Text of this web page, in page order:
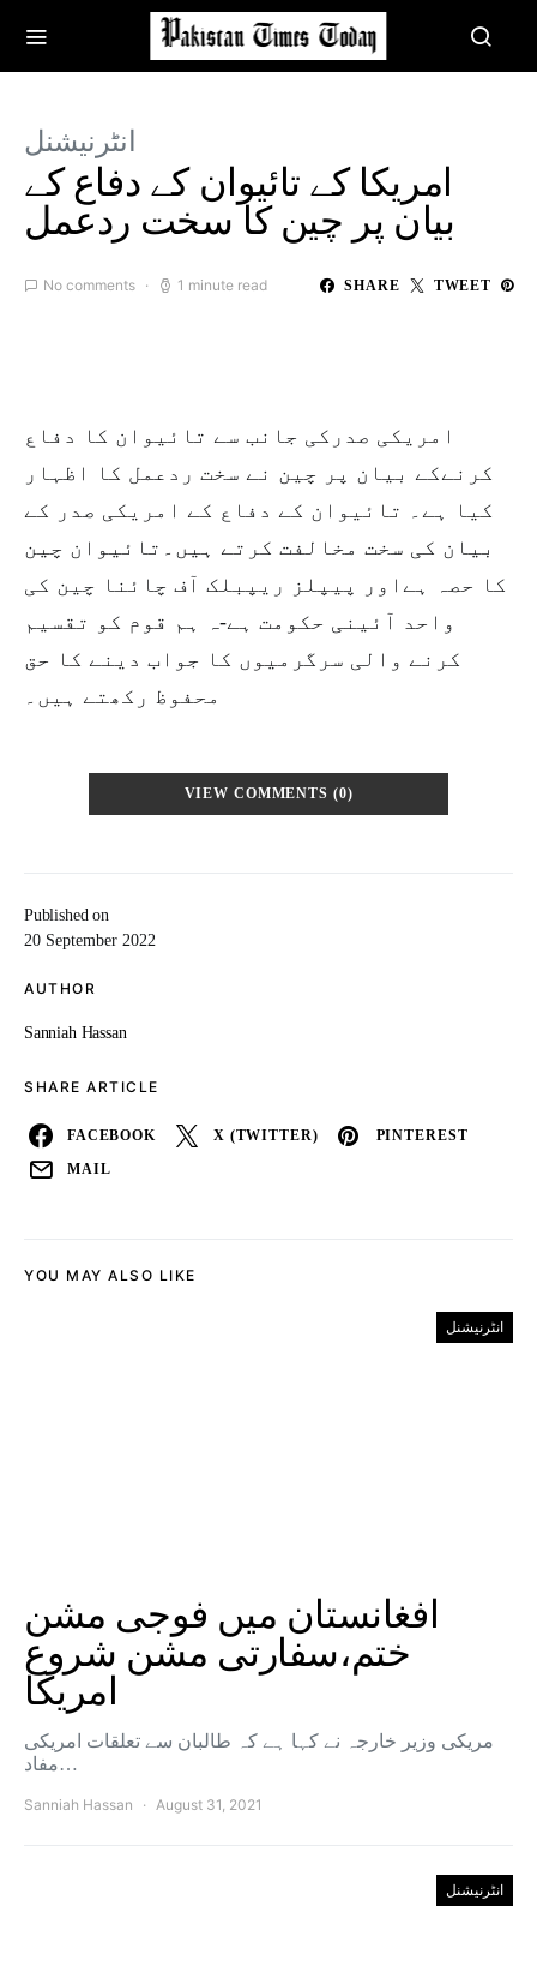
انٹرنیشنل
امریکا کے تائیوان کے دفاع کے
بیان پر چین کا سخت ردعمل
No comments 1 minute read SHARE TWEET
Published on
20 September 2022
AUTHOR
Sanniah Hassan
SHARE ARTICLE
FACEBOOK X (TWITTER) PINTEREST
MAIL
امریکی صدرکی جانب سے تائیوان کا دفاع
کرنےکے بیان پر چین نے سخت ردعمل کا اظہار
کیا ہے۔ تائیوان کے دفاع کے امریکی صدر کے
بیان کی سخت مخالفت کرتے ہیں۔تائیوان چین
کا حصہ ہےاور پیپلز ریپبلک آف چائنا چین کی
واحد آئینی حکومت ہے-ہ ہم قوم کو تقسیم
کرنے والی سرگرمیوں کا جواب دینے کا حق
محفوظ رکھتے ہیں۔
VIEW COMMENTS (0)
YOU MAY ALSO LIKE
انٹرنیشنل
افغانستان میں فوجی مشن
ختم،سفارتی مشن شروع
امریکا
مریکی وزیر خارجہ نے کہا ہے کہ طالبان سے تعلقات امریکی
مفاد…
Sanniah Hassan August 31, 2021
انٹرنیشنل